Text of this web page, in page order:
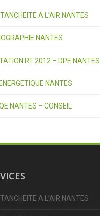
A L’AIR NANTES
NANTES
RT 2012 – DPE NANTES
NANTES
NANTES – CONSEIL
A L’AIR NANTES